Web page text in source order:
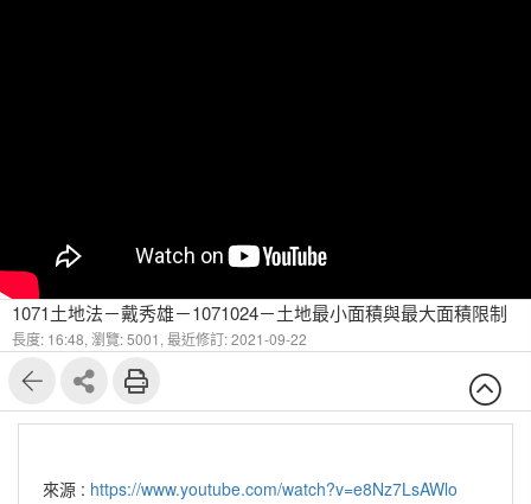
1071土地法－戴秀雄－1071024－土地最小面積與最大面積限制
長度: 16:48, 瀏覽: 5001, 最近修訂: 2021-09-22
來源 : https://www.youtube.com/watch?v=e8Nz7LsAWlo